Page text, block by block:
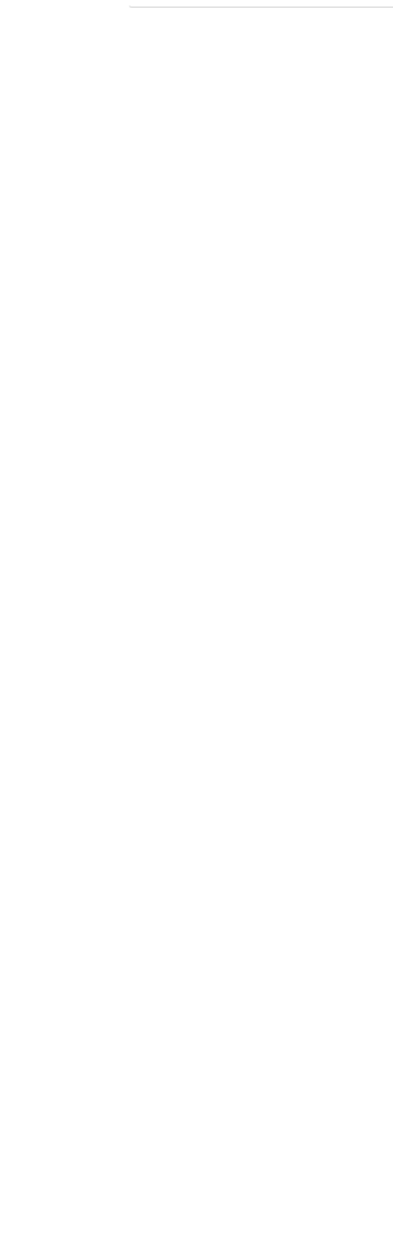
цьому винен Вирубка дерев триває,